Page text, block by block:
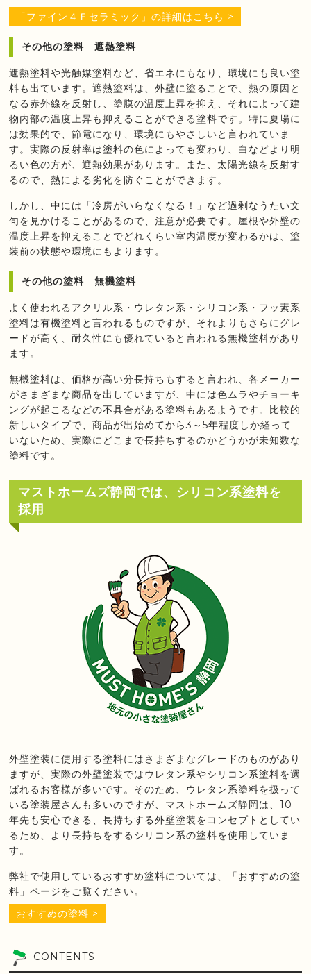
「ファイン４Ｆセラミック」の詳細はこちら >
その他の塗料 遮熱塗料
遮熱塗料や光触媒塗料など、省エネにもなり、環境にも良い塗
料も出ています。遮熱塗料は、外壁に塗ることで、熱の原因と
なる赤外線を反射し、塗膜の温度上昇を抑え、それによって建
物内部の温度上昇も抑えることができる塗料です。特に夏場に
は効果的で、節電になり、環境にもやさしいと言われていま
す。実際の反射率は塗料の色によっても変わり、白などより明
るい色の方が、遮熱効果があります。また、太陽光線を反射す
るので、熱による劣化を防ぐことができます。
しかし、中には「冷房がいらなくなる！」など過剰なうたい文
句を見かけることがあるので、注意が必要です。屋根や外壁の
温度上昇を抑えることでどれくらい室内温度が変わるかは、塗
装前の状態や環境にもよります。
その他の塗料 無機塗料
よく使われるアクリル系・ウレタン系・シリコン系・フッ素系
塗料は有機塗料と言われるものですが、それよりもさらにグレ
ードが高く、耐久性にも優れていると言われる無機塗料があり
ます。
無機塗料は、価格が高い分長持ちもすると言われ、各メーカー
がさまざまな商品を出していますが、中には色ムラやチョーキ
ングが起こるなどの不具合がある塗料もあるようです。比較的
新しいタイプで、商品が出始めてから3～5年程度しか経って
いないため、実際にどこまで長持ちするのかどうかが未知数な
塗料です。
マストホームズ静岡では、シリコン系塗料を
採用
外壁塗装に使用する塗料にはさまざまなグレードのものがあり
ますが、実際の外壁塗装ではウレタン系やシリコン系塗料を選
ばれるお客様が多いです。そのため、ウレタン系塗料を扱って
いる塗装屋さんも多いのですが、マストホームズ静岡は、10
年先も安心できる、長持ちする外壁塗装をコンセプトとしてい
るため、より長持ちをするシリコン系の塗料を使用していま
す。
弊社で使用しているおすすめ塗料については、「おすすめの塗
料」ページをご覧ください。
おすすめの塗料 >
CONTENTS